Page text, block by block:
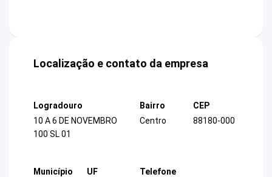
Localização e contato da empresa
Logradouro
10 A 6 DE NOVEMBRO
100 SL 01
Bairro
Centro
CEP
88180-000
Município
UF
Telefone